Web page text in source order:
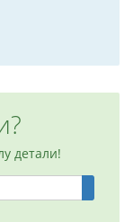
детали!